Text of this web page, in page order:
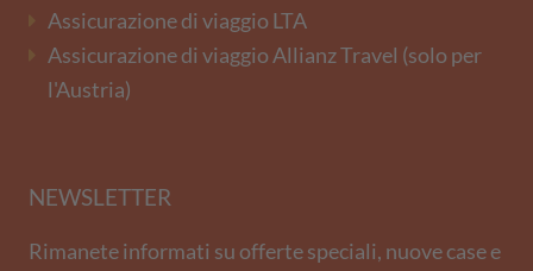
Assicurazione di viaggio LTA
Assicurazione di viaggio Allianz Travel (solo per
l'Austria)
NEWSLETTER
Rimanete informati su offerte speciali, nuove case e